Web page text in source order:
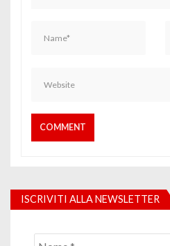
ISCRIVITI ALLA NEWSLETTER